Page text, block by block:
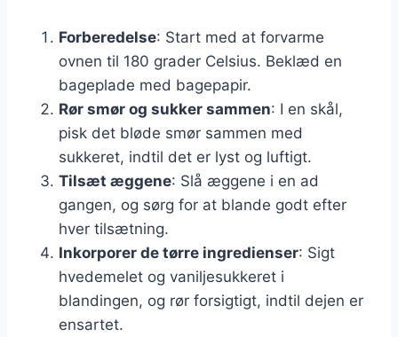
Forberedelse: Start med at forvarme
ovnen til 180 grader Celsius. Beklæd en
bageplade med bagepapir.
Rør smør og sukker sammen: I en skål,
pisk det bløde smør sammen med
sukkeret, indtil det er lyst og luftigt.
Tilsæt æggene: Slå æggene i en ad
gangen, og sørg for at blande godt efter
hver tilsætning.
Inkorporer de tørre ingredienser: Sigt
hvedemelet og vaniljesukkeret i
blandingen, og rør forsigtigt, indtil dejen er
ensartet.